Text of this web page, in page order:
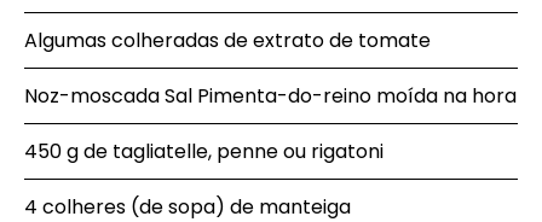
Algumas colheradas de extrato de tomate
Noz-moscada Sal Pimenta-do-reino moída na hora
450 g de tagliatelle, penne ou rigatoni
4 colheres (de sopa) de manteiga